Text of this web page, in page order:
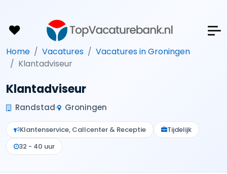
Home Vacatures
Vacatures in Groningen
Klantadviseur
Klantadviseur
Randstad Groningen
Klantenservice, Callcenter & Receptie
Tijdelijk
32 - 40 uur